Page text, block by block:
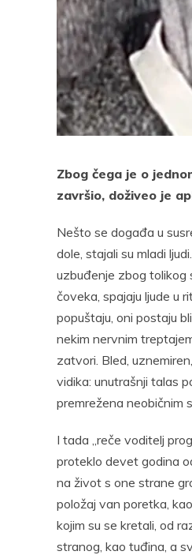
Zbog čega je o
završio, doživeo je
Nešto se događa u
dole, stajali su mladi
uzbuđenje zbog tolikog
čoveka, spajaju ljude u
popuštaju, oni postaju
nekim nervnim
zatvori. Bled,
vidika: unutrašnji talas
premrežena neobičnim
I tada „reče voditelj
proteklo devet godina
na život s one strane
položaj van poretka,
kojim su se kretali, od
stranog, kao tuđina, a